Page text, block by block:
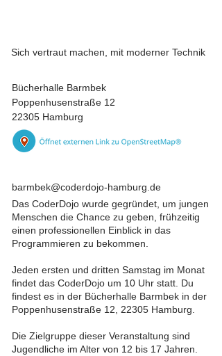
Sich vertraut machen, mit moderner Technik
Bücherhalle Barmbek
Poppenhusenstraße 12
22305 Hamburg
barmbek@coderdojo-hamburg.de
Das CoderDojo wurde gegründet, um jungen
Menschen die Chance zu geben, frühzeitig
einen professionellen Einblick in das
Programmieren zu bekommen.
Jeden ersten und dritten Samstag im Monat
findet das CoderDojo um 10 Uhr statt. Du
findest es in der Bücherhalle Barmbek in der
Poppenhusenstraße 12, 22305 Hamburg.
Die Zielgruppe dieser Veranstaltung sind
Jugendliche im Alter von 12 bis 17 Jahren.